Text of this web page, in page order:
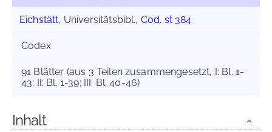
Eichstätt, Universitätsbibl., Cod. st 384
Codex
91 Blätter (aus 3 Teilen zusammengesetzt, I: Bl. 1-
43; II: Bl. 1-39; III: Bl. 40-46)
Inhalt